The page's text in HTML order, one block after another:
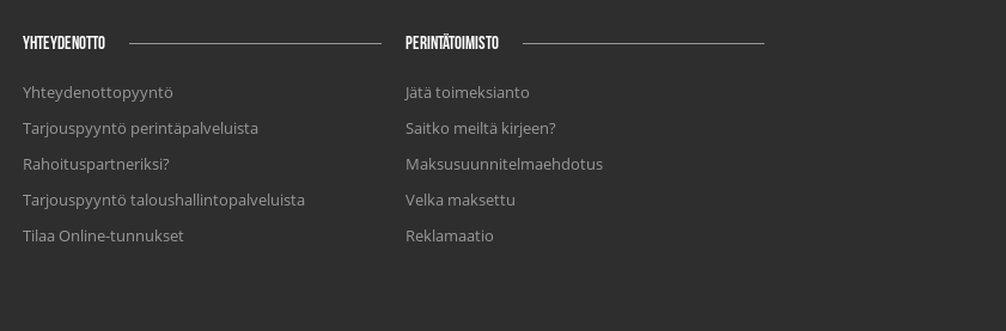
YHTEYDENOTTO
Yhteydenottopyyntö
Tarjouspyyntö perintäpalveluista
Rahoituspartneriksi?
Tarjouspyyntö taloushallintopalveluista
Tilaa Online-tunnukset
PERINTÄTOIMISTO
Jätä toimeksianto
Saitko meiltä kirjeen?
Maksusuunnitelmaehdotus
Velka maksettu
Reklamaatio